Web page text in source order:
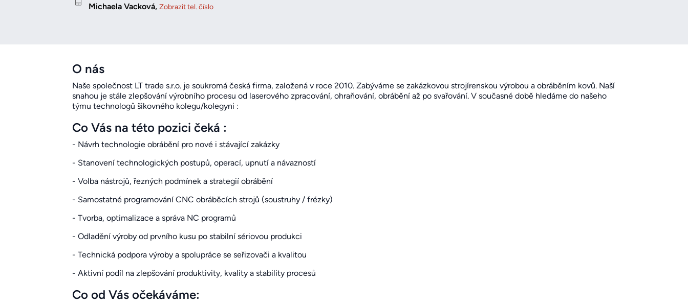
Michaela Vacková, Zobrazit tel. číslo
O nás
Naše společnost LT trade s.r.o. je soukromá česká firma, založená v roce 2010. Zabýváme se zakázkovou strojírenskou výrobou a obráběním kovů. Naší
snahou je stále zlepšování výrobního procesu od laserového zpracování, ohraňování, obrábění až po svařování. V současné době hledáme do našeho
týmu technologů šikovného kolegu/kolegyni :
Co Vás na této pozici čeká :
- Návrh technologie obrábění pro nové i stávající zakázky
- Stanovení technologických postupů, operací, upnutí a návazností
- Volba nástrojů, řezných podmínek a strategií obrábění
- Samostatné programování CNC obráběcích strojů (soustruhy / frézky)
- Tvorba, optimalizace a správa NC programů
- Odladění výroby od prvního kusu po stabilní sériovou produkci
- Technická podpora výroby a spolupráce se seřizovači a kvalitou
- Aktivní podíl na zlepšování produktivity, kvality a stability procesů
Co od Vás očekáváme: